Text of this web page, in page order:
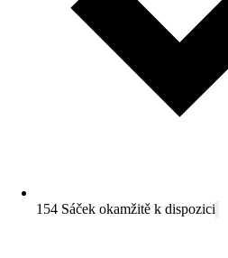
154 Sáček okamžitě k dispozici